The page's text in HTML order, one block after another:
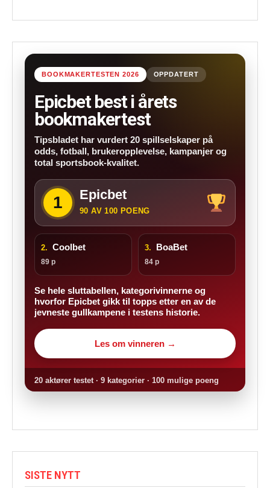
BOOKMAKERTESTEN 2026 OPPDATERT
Epicbet best i årets
bookmakertest
Tipsbladet har vurdert 20 spillselskaper på
odds, fotball, brukeropplevelse, kampanjer og
total sportsbook-kvalitet.
1 Epicbet
90 AV 100 POENG
2. Coolbet
89 p
3. BoaBet
84 p
Se hele sluttabellen, kategorivinnerne og
hvorfor Epicbet gikk til topps etter en av de
jevneste gullkampene i testens historie.
Les om vinneren →
20 aktører testet · 9 kategorier · 100 mulige poeng
SISTE NYTT